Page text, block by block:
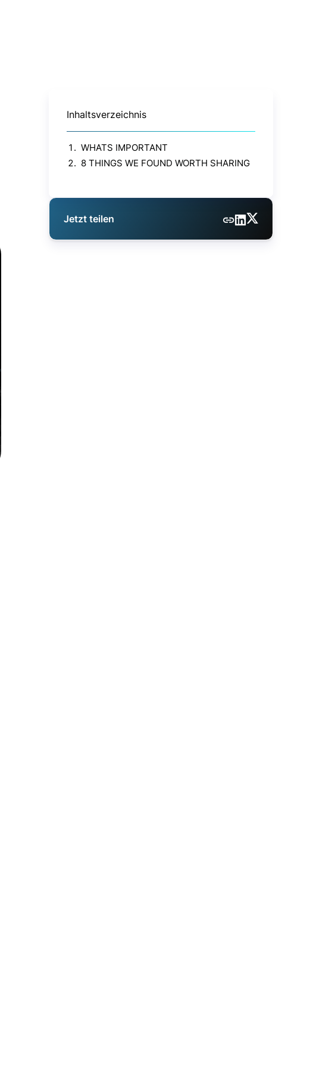
Inhaltsverzeichnis
WHATS IMPORTANT
8 THINGS WE FOUND WORTH SHARING
Jetzt teilen